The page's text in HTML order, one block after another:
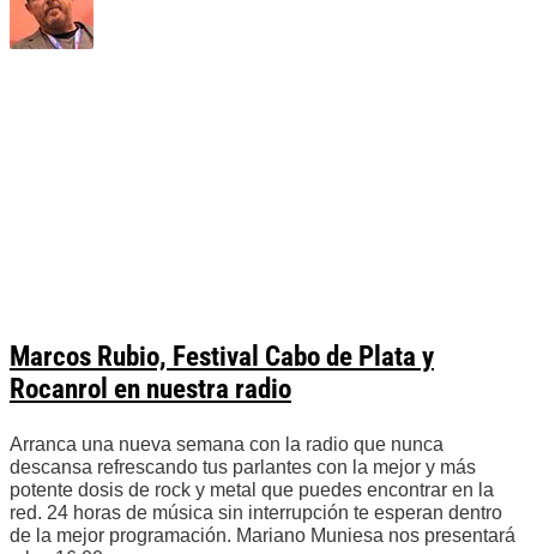
Marcos Rubio, Festival Cabo de Plata y
Rocanrol en nuestra radio
Arranca una nueva semana con la radio que nunca
descansa refrescando tus parlantes con la mejor y más
potente dosis de rock y metal que puedes encontrar en la
red. 24 horas de música sin interrupción te esperan dentro
de la mejor programación. Mariano Muniesa nos presentará